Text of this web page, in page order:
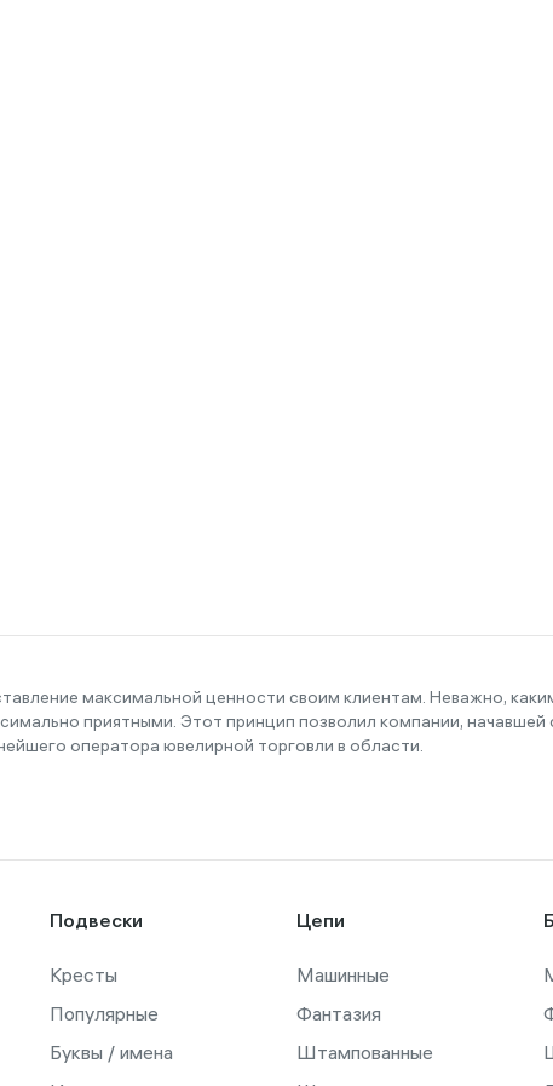
максимальной ценности своим клиентам. Неважно,
приятными. Этот принцип позволил компании, начавшей
оператора ювелирной торговли в области.
Подвески
Кресты
Популярные
Буквы / имена
Цепи
Машинные
Фантазия
Штампованные